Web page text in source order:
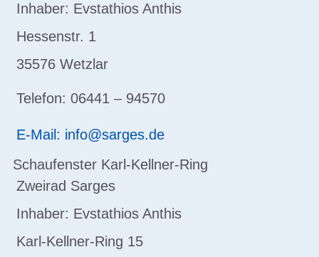
Inhaber: Evstathios Anthis
Hessenstr. 1
35576 Wetzlar
Telefon: 06441 – 94570
E-Mail: info@sarges.de
Schaufenster Karl-Kellner-Ring
Zweirad Sarges
Inhaber: Evstathios Anthis
Karl-Kellner-Ring 15